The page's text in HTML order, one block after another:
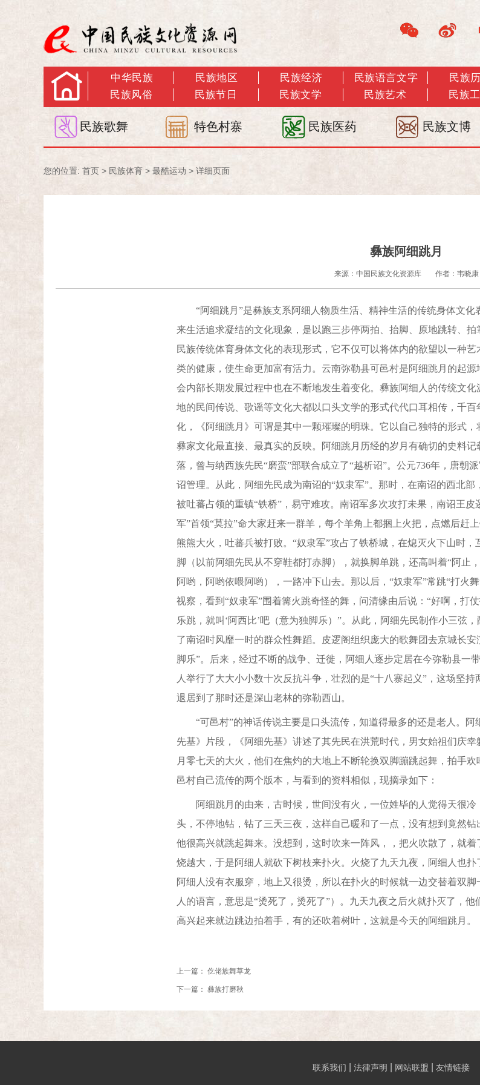
中华民族 民族地区 民族经济 民族语言文字 民族
民族风俗
民族节日 民族文学 民族艺术 民族
民族歌舞 特色村寨 民族医药 民族文博
您的位置: 首页 > 民族体育 > 最酷运动 > 详细页面
彝族阿细跳月
来源：中国民族文化资源库 作者：韦晓康
“阿细跳月”是彝族支系阿细人物质生活、精神生活的传统身体文化
来生活追求凝结的文化现象，是以跑三步停两拍、抬脚、原地跳转、
民族传统体育身体文化的表现形式，它不仅可以将体内的欲望以一种
类的健康，使生命更加富有活力。云南弥勒县可邑村是阿细跳月的起
会内部长期发展过程中也在不断地发生着变化。彝族阿细人的传统文
地的民间传说、歌谣等文化大都以口头文学的形式代代口耳相传，千
化，《阿细跳月》可谓是其中一颗璀璨的明珠。它以自己独特的形式
彝家文化最直接、最真实的反映。阿细跳月历经的岁月有确切的史料记
落，曾与纳西族先民“磨蛮”部联合成立了“越析诏”。公元736年，唐朝
诏管理。从此，阿细先民成为南诏的“奴隶军”。那时，在南诏的西北
被吐蕃占领的重镇“铁桥”，易守难攻。南诏军多次攻打未果，南诏王皮
军”首领“莫拉”命大家赶来一群羊，每个羊角上都捆上火把，点燃后赶
熊熊大火，吐蕃兵被打败。“奴隶军”攻占了铁桥城，在熄灭火下山时
脚（以前阿细先民从不穿鞋都打赤脚），就换脚单跳，还高叫着“阿止
阿哟，阿哟依喂阿哟），一路冲下山去。那以后，“奴隶军”常跳“打火
视察，看到“奴隶军”围着篝火跳奇怪的舞，问清缘由后说：“好啊，打
乐跳，就叫‘阿西比’吧（意为独脚乐）”。从此，阿细先民制作小三弦
了南诏时风靡一时的群众性舞蹈。皮逻阁组织庞大的歌舞团去京城长
脚乐”。后来，经过不断的战争、迁徙，阿细人逐步定居在今弥勒县一
人举行了大大小小数十次反抗斗争，壮烈的是“十八寨起义”，这场坚
退居到了那时还是深山老林的弥勒西山。
“可邑村”的神话传说主要是口头流传，知道得最多的还是老人。阿
先基》片段，《阿细先基》讲述了其先民在洪荒时代，男女始祖们庆
月零七天的大火，他们在焦灼的大地上不断轮换双脚蹦跳起舞，拍手
邑村自己流传的两个版本，与看到的资料相似，现摘录如下：
阿细跳月的由来，古时候，世间没有火，一位姓毕的人觉得天很冷
头，不停地钻，钻了三天三夜，这样自己暖和了一点，没有想到竟然钻
他很高兴就跳起舞来。没想到，这时吹来一阵风，，把火吹散了，就
烧越大，于是阿细人就砍下树枝来扑火。火烧了九天九夜，阿细人也
阿细人没有衣服穿，地上又很烫，所以在扑火的时候就一边交替着双脚
人的语言，意思是“烫死了，烫死了”）。九天九夜之后火就扑灭了，
高兴起来就边跳边拍着手，有的还吹着树叶，这就是今天的阿细跳月。
上一篇： 仡佬族舞草龙
下一篇： 彝族打磨秋
联系我们 法律声明 网站联盟 友情链接